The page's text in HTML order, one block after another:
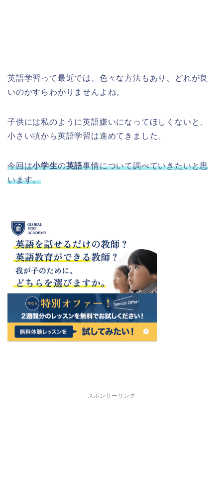
英語学習って最近では、色々な方法もあり、どれが良
いのかすらわかりませんよね。
子供には私のように英語嫌いになってほしくないと、
小さい頃から英語学習は進めてきました。
今回は小学生の英語事情について調べていきたいと思
います。
スポンサーリンク